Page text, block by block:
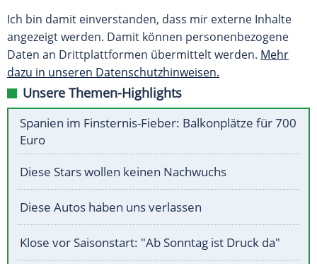
Ich bin damit einverstanden, dass mir externe Inhalte
angezeigt werden. Damit können personenbezogene
Daten an Drittplattformen übermittelt werden. Mehr
dazu in unseren Datenschutzhinweisen.
Unsere Themen-Highlights
Spanien im Finsternis-Fieber: Balkonplätze für 700
Euro
Diese Stars wollen keinen Nachwuchs
Diese Autos haben uns verlassen
Klose vor Saisonstart: "Ab Sonntag ist Druck da"